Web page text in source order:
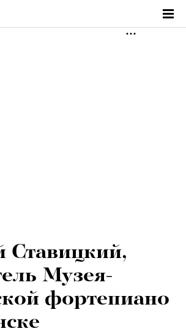
Ставицкий,
Музея-
фортепиано